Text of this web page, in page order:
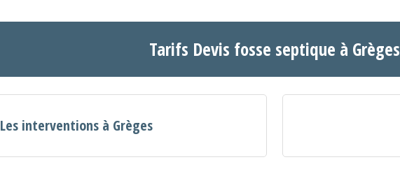
Tarifs Devis fosse septique à Grèges
Les interventions à Grèges